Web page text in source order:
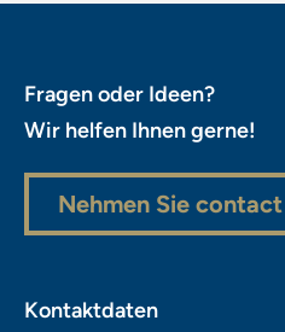
Fragen oder Ideen?
Wir helfen Ihnen gerne!
Nehmen Sie
Kontaktdaten